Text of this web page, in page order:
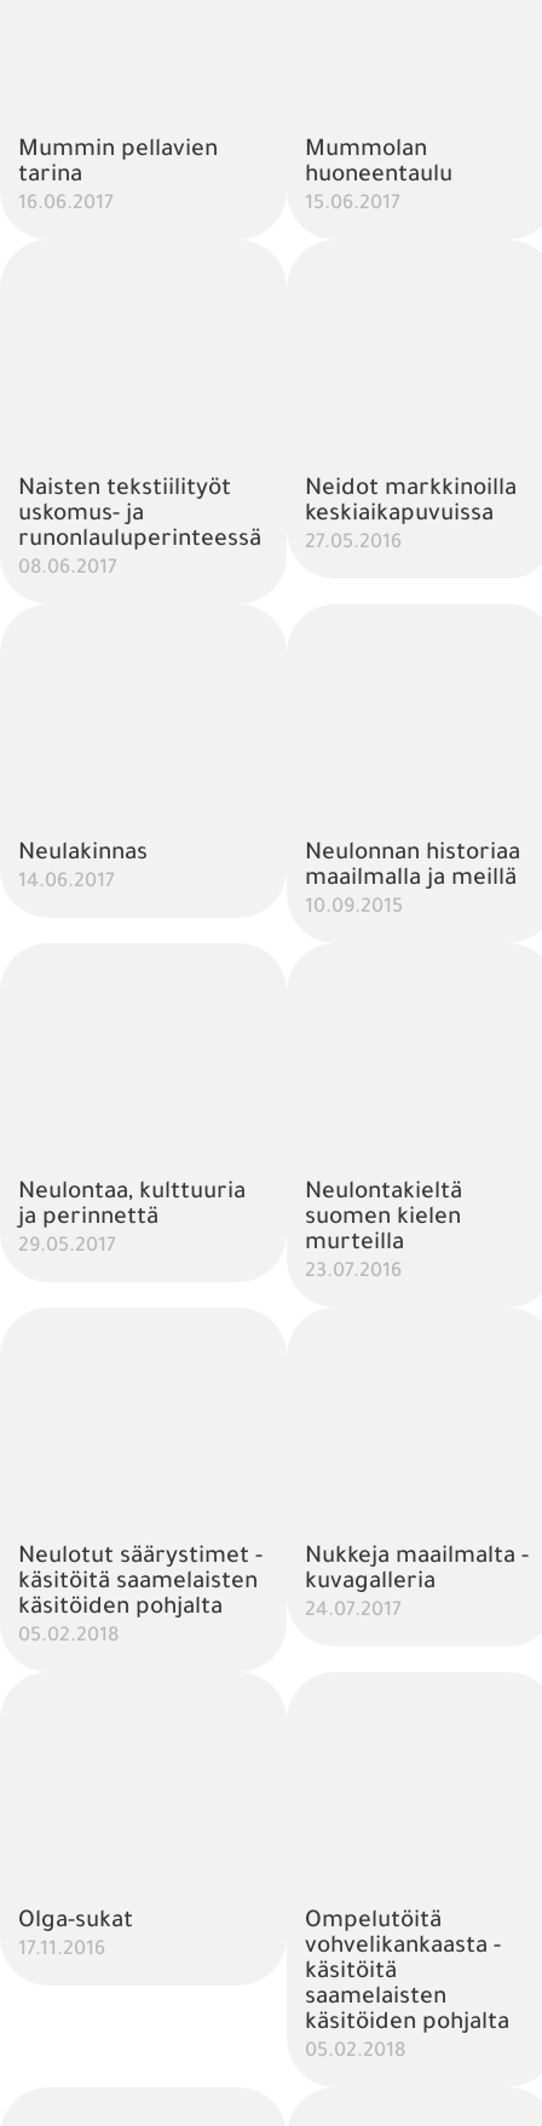
Mummin pellavien
tarina
16.06.2017
Mummolan
huoneentaulu
15.06.2017
Naisten tekstiilityöt
uskomus- ja
runonlauluperinteessä
08.06.2017
Neidot markkinoilla
keskiaikapuvuissa
27.05.2016
Neulakinnas
14.06.2017
Neulonnan historiaa
maailmalla ja meillä
10.09.2015
Neulontaa, kulttuuria
ja perinnettä
29.05.2017
Neulontakieltä
suomen kielen
murteilla
23.07.2016
Neulotut säärystimet -
käsitöitä saamelaisten
käsitöiden pohjalta
05.02.2018
Nukkeja maailmalta -
kuvagalleria
24.07.2017
Olga-sukat
17.11.2016
Ompelutöitä
vohvelikankaasta -
käsitöitä
saamelaisten
käsitöiden pohjalta
05.02.2018